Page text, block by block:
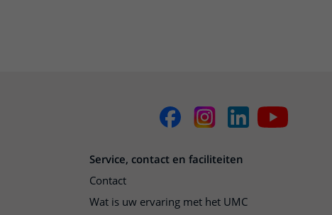
Service, contact en faciliteiten
Contact
Wat is uw ervaring met het UMC